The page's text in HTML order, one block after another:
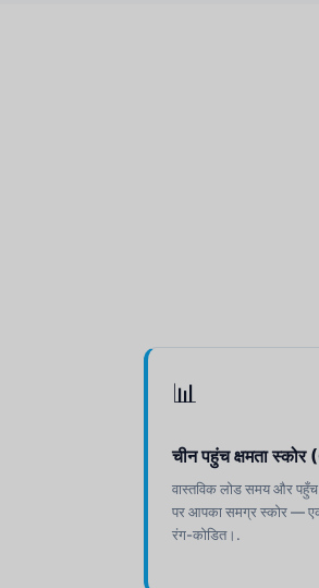
📊
चीन पहुंच क्षमता
वास्तविक लोड समय और पहुँच
पर आपका समग्र स्कोर —
रंग-कोडित।.